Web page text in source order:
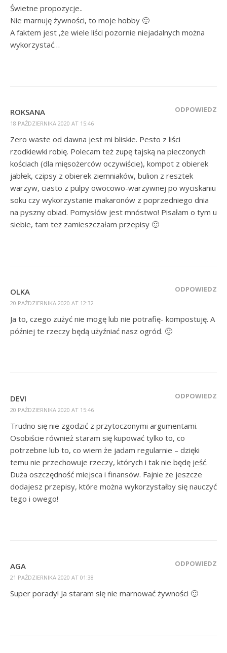
Świetne propozycje..
Nie marnuję żywności, to moje hobby 🙂
A faktem jest ,że wiele liści pozornie niejadalnych można
wykorzystać…
ROKSANA
18 PAŹDZIERNIKA 2020 AT 15:46
ODPOWIEDZ
Zero waste od dawna jest mi bliskie. Pesto z liści
rzodkiewki robię. Polecam też zupę tajską na pieczonych
kościach (dla mięsożerców oczywiście), kompot z obierek
jabłek, czipsy z obierek ziemniaków, bulion z resztek
warzyw, ciasto z pulpy owocowo-warzywnej po wyciskaniu
soku czy wykorzystanie makaronów z poprzedniego dnia
na pyszny obiad. Pomysłów jest mnóstwo! Pisałam o tym u
siebie, tam też zamieszczałam przepisy 🙂
OLKA
20 PAŹDZIERNIKA 2020 AT 12:32
ODPOWIEDZ
Ja to, czego zużyć nie mogę lub nie potrafię- kompostuję. A
później te rzeczy będą użyźniać nasz ogród. 🙂
DEVI
20 PAŹDZIERNIKA 2020 AT 15:46
ODPOWIEDZ
Trudno się nie zgodzić z przytoczonymi argumentami.
Osobiście również staram się kupować tylko to, co
potrzebne lub to, co wiem że jadam regularnie – dzięki
temu nie przechowuje rzeczy, których i tak nie będę jeść.
Duża oszczędność miejsca i finansów. Fajnie że jeszcze
dodajesz przepisy, które można wykorzystałby się nauczyć
tego i owego!
AGA
21 PAŹDZIERNIKA 2020 AT 01:38
ODPOWIEDZ
Super porady! Ja staram się nie marnować żywności 🙂